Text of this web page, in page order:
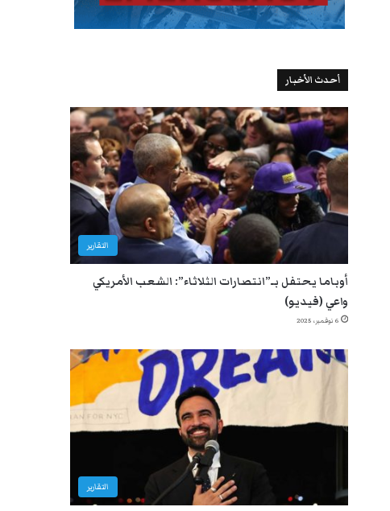
أحدث الأخبار
التقارير
أوباما يحتفل بـ”انتصارات الثلاثاء”: الشعب الأمريكي
واعي (فيديو)
6 نوفمبر، 2025
التقارير